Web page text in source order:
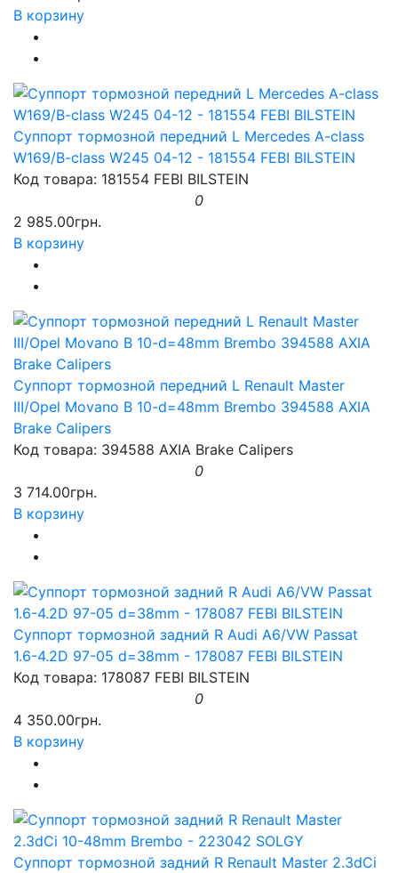
В корзину
Суппорт тормозной передний L Mercedes A-class
W169/B-class W245 04-12 - 181554 FEBI BILSTEIN
Код товара: 181554 FEBI BILSTEIN
0
2 985.00грн.
В корзину
Суппорт тормозной передний L Renault Master
III/Opel Movano B 10-d=48mm Brembo 394588 AXIA
Brake Calipers
Код товара: 394588 AXIA Brake Calipers
0
3 714.00грн.
В корзину
Суппорт тормозной задний R Audi A6/VW Passat
1.6-4.2D 97-05 d=38mm - 178087 FEBI BILSTEIN
Код товара: 178087 FEBI BILSTEIN
0
4 350.00грн.
В корзину
Суппорт тормозной задний R Renault Master 2.3dCi